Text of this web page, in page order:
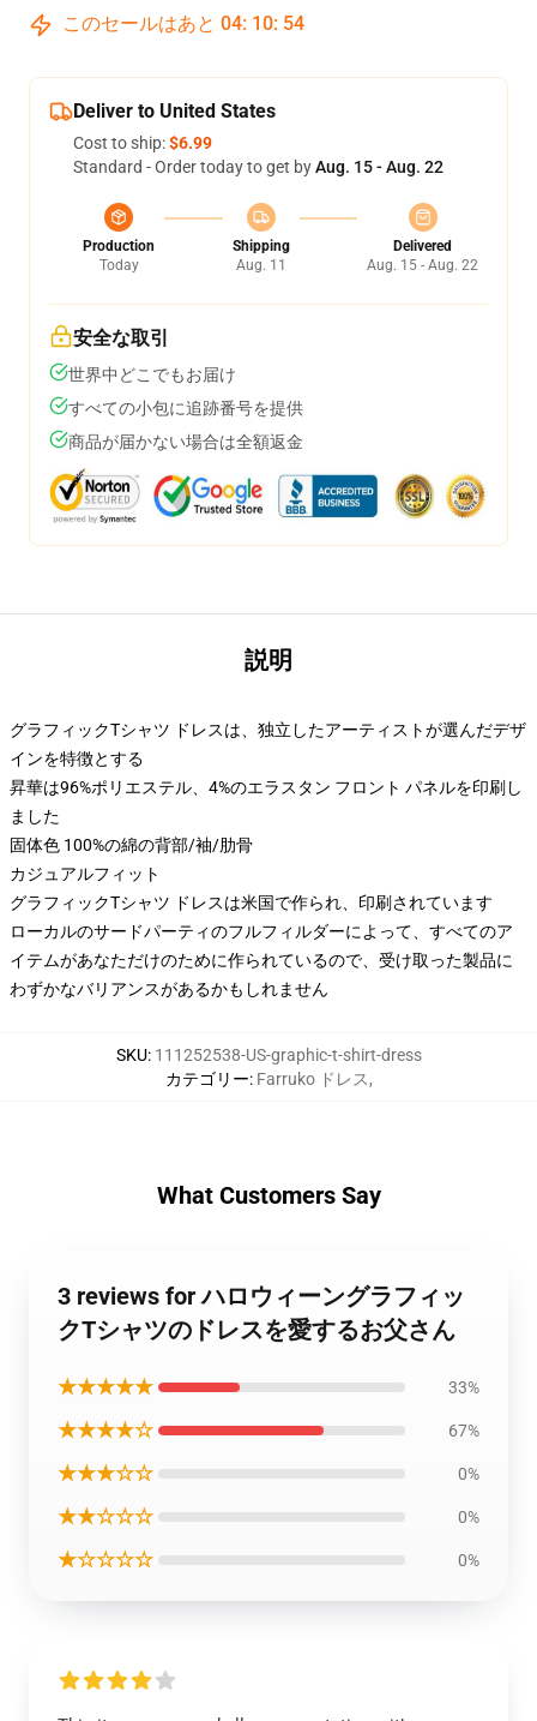
このセールはあと 04: 10: 53
Deliver to United States
Cost to ship:$6.99
Standard - Order today to get byAug. 15 - Aug. 22
Production
Today
Shipping
Aug. 11
Delivered
Aug. 15 - Aug. 22
安全な取引
世界中どこでもお届け
すべての小包に追跡番号を提供
商品が届かない場合は全額返金
説明
グラフィックTシャツ ドレスは、独立したアーティストが選んだデザ
インを特徴とする
昇華は96%ポリエステル、4%のエラスタン フロント パネルを印刷し
ました
固体色 100%の綿の背部/袖/肋骨
カジュアルフィット
グラフィックTシャツ ドレスは米国で作られ、印刷されています
ローカルのサードパーティのフルフィルダーによって、すべてのア
イテムがあなただけのために作られているので、受け取った製品に
わずかなバリアンスがあるかもしれません
SKU: 111252538-US-graphic-t-shirt-dress
カテゴリー: Farruko ドレス,
What Customers Say
3 reviews for ハロウィーングラフィッ
クTシャツのドレスを愛するお父さん
★★★★★ 33%
★★★★☆ 67%
★★★☆☆ 0%
★★☆☆☆ 0%
★☆☆☆☆ 0%